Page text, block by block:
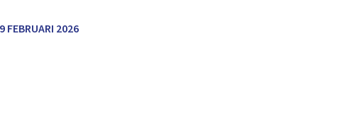
FEBRUARI 2026